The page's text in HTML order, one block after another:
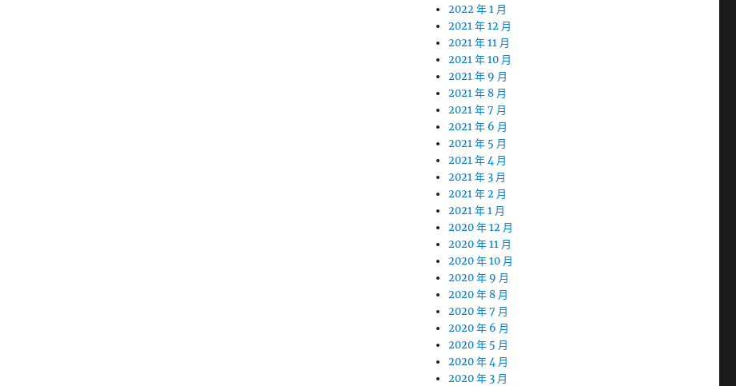
2022 年 1 月
2021 年 12 月
2021 年 11 月
2021 年 10 月
2021 年 9 月
2021 年 8 月
2021 年 7 月
2021 年 6 月
2021 年 5 月
2021 年 4 月
2021 年 3 月
2021 年 2 月
2021 年 1 月
2020 年 12 月
2020 年 11 月
2020 年 10 月
2020 年 9 月
2020 年 8 月
2020 年 7 月
2020 年 6 月
2020 年 5 月
2020 年 4 月
2020 年 3 月